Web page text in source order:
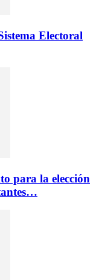
Electoral
para la elección